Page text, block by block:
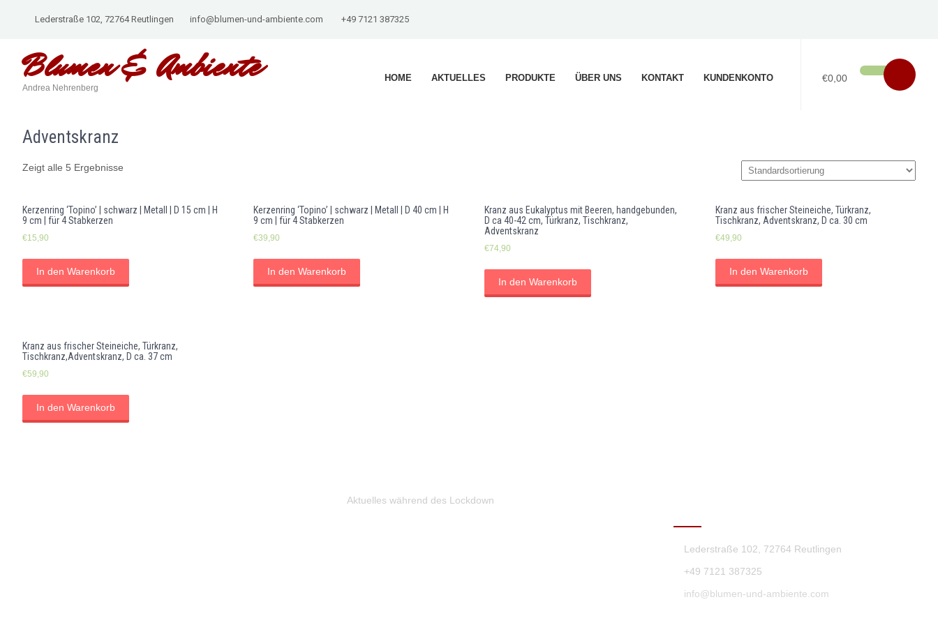
Lederstraße 102, 72764 Reutlingen info@blumen-und-ambiente.com +49 7121 387325
Blumen &Ambiente
Andrea Nehrenberg
€0,00
HOME AKTUELLES PRODUKTE ÜBER UNS KONTAKT KUNDENKONTO
Adventskranz
Zeigt alle 5 Ergebnisse
Kerzenring ‘Topino’ | schwarz | Metall | D 15 cm | H
9 cm | für 4 Stabkerzen
€15,90
In den Warenkorb
Kerzenring ‘Topino’ | schwarz | Metall | D 40 cm | H
9 cm | für 4 Stabkerzen
€39,90
In den Warenkorb
Kranz aus Eukalyptus mit Beeren, handgebunden,
D ca 40-42 cm, Türkranz, Tischkranz,
Adventskranz
€74,90
In den Warenkorb
Kranz aus frischer Steineiche, Türkranz,
Tischkranz, Adventskranz, D ca. 30 cm
€49,90
In den Warenkorb
Kranz aus frischer Steineiche, Türkranz,
Tischkranz,Adventskranz, D ca. 37 cm
€59,90
In den Warenkorb
Aktuelles während des Lockdown
Lederstraße 102, 72764 Reutlingen
+49 7121 387325
info@blumen-und-ambiente.com